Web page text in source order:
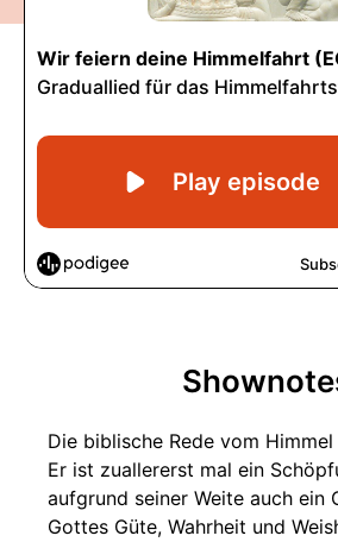
Die biblische Rede vom
Er ist zuallererst mal ein
aufgrund seiner Weite auch ein
Gottes Güte, Wahrheit und